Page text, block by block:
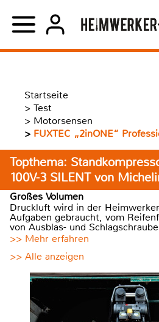
Startseite
> Test
> Motorsensen
> FUXTEC „2inONE“
Topthema:
100V-3 SILENT von
Großes Volumen
Druckluft wird in der
Aufgaben gebraucht, vom
von Ausblas- und
>> Mehr erfahren
>> Alle anzeigen